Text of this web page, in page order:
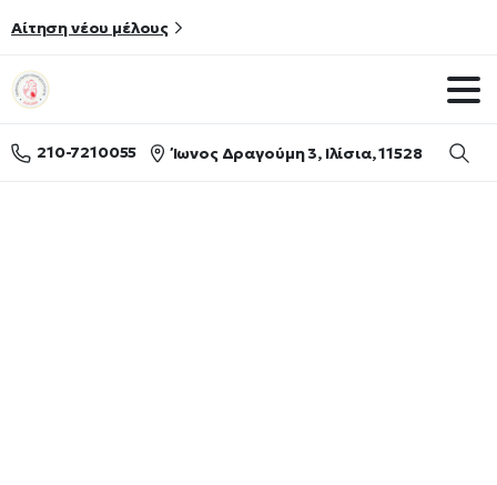
Αίτηση νέου μέλους
210-7210055 Ίωνος Δραγούμη 3, Ιλίσια, 11528